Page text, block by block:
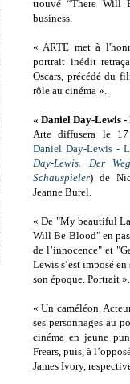
trouvé “There Will
business.
« ARTE met à
portrait inédit
Oscars, précédé du
rôle au cinéma ».
« Daniel Day-Lewis
Arte diffusera le
Daniel Day-Lewis -
Day-Lewis. Der
Schauspieler) de
Jeanne Burel.
« De "My beautiful
Will Be Blood" en
de l’innocence" et
Lewis s’est imposé
son époque. Portrait ».
« Un caméléon.
ses personnages au
cinéma en jeune
Frears, puis, à
James Ivory,